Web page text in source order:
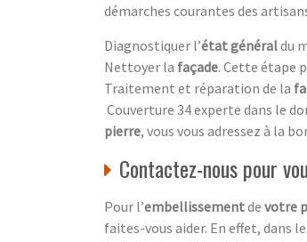
démarches courantes des
Diagnostiquer l’état généraldu
Nettoyer la façade. Cette étape
Traitement et réparation de la
Couverture 34 experte dans le
pierre, vous vous adressez à la
Contactez-nous pour
Pour l’embellissementde votre
faites-vous aider. En effet, dans